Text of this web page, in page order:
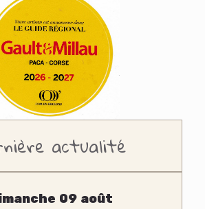
actualité
09 août